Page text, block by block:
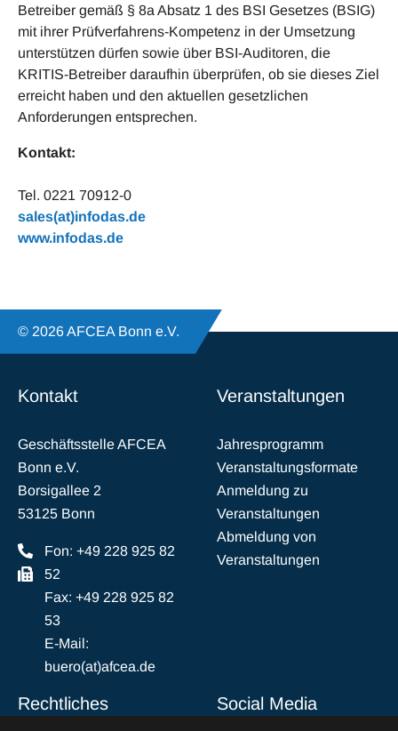
Betreiber gemäß § 8a Absatz 1 des BSI Gesetzes (BSIG)
mit ihrer Prüfverfahrens-Kompetenz in der Umsetzung
unterstützen dürfen sowie über BSI-Auditoren, die
KRITIS-Betreiber daraufhin überprüfen, ob sie dieses Ziel
erreicht haben und den aktuellen gesetzlichen
Anforderungen entsprechen.
Kontakt:
Tel. 0221 70912-0
sales(at)infodas.de
www.infodas.de
© 2026 AFCEA Bonn e.V.
Kontakt
Geschäftsstelle AFCEA
Bonn e.V.
Borsigallee 2
53125 Bonn
Fon: +49 228 925 82
52
Fax: +49 228 925 82
53
E-Mail:
buero(at)afcea.de
Veranstaltungen
Jahresprogramm
Veranstaltungsformate
Anmeldung zu
Veranstaltungen
Abmeldung von
Veranstaltungen
Rechtliches Social Media